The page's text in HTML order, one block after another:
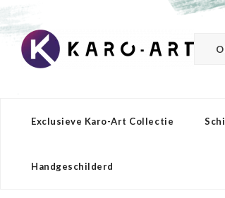
Exclusieve Karo-Art Collectie
Handgeschilderd